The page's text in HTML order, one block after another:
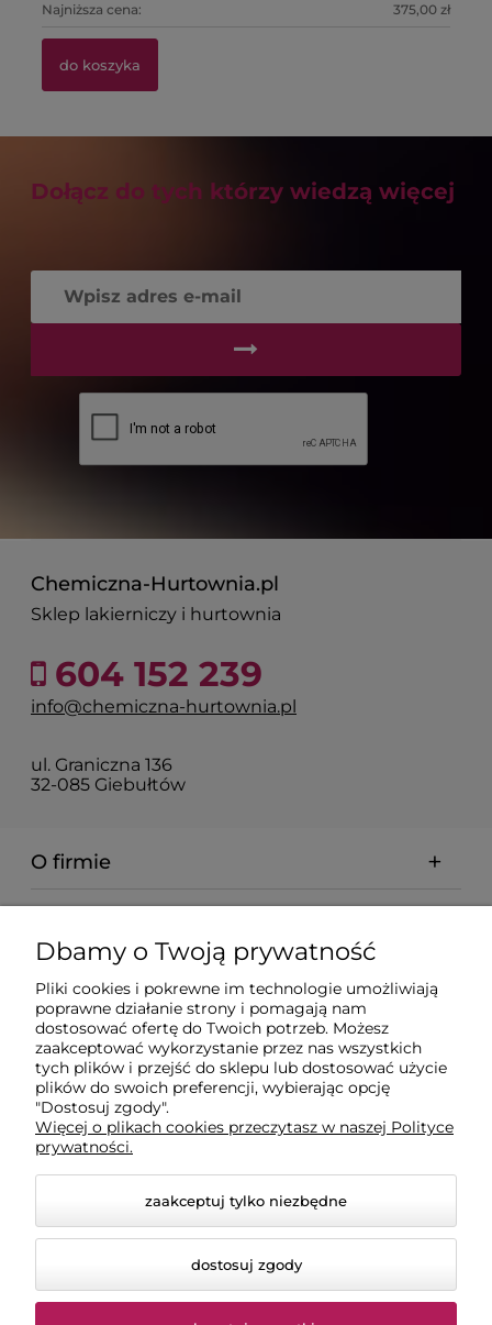
Najniższa cena: 375,00 zł
do koszyka
Dołącz do tych którzy wiedzą więcej
Chemiczna-Hurtownia.pl
Sklep lakierniczy i hurtownia
604 152 239
info@chemiczna-hurtownia.pl
ul. Graniczna 136
32-085 Giebułtów
O firmie
Dostawa
Moje konto
Gwarancja i zwroty
Dbamy o Twoją prywatność
Pliki cookies i pokrewne im technologie umożliwiają
poprawne działanie strony i pomagają nam
dostosować ofertę do Twoich potrzeb. Możesz
zaakceptować wykorzystanie przez nas wszystkich
tych plików i przejść do sklepu lub dostosować użycie
plików do swoich preferencji, wybierając opcję
"Dostosuj zgody".
Więcej o plikach cookies przeczytasz w naszej Polityce
prywatności.
zaakceptuj tylko niezbędne
dostosuj zgody